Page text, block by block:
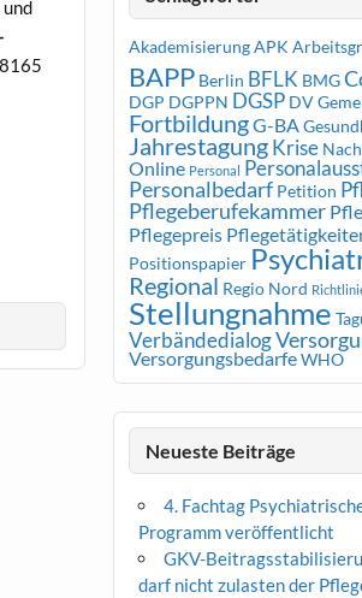
Akademisierung APK
BAPP Berlin BFLK BMG
DGP DGPPN DGSP DV
FortbildungG-BA
JahrestagungKrise
Online Personal
Personalbedarf Petition
Pflegeberufekammer
Pflegepreis
Positionspapier
Regional Regio Nord
Stellungnahme
Verbändedialog
Versorgungsbedarfe WHO
Neueste Beiträge
4. Fachtag
Programm veröffentlicht
GKV-
darf nicht zulasten der